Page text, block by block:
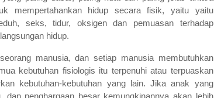
mempertahankan hidup secara fisik, yaitu yaitu
seks, tidur, oksigen dan pemuasan terhadap
hidup.
manusia, dan setiap manusia membutuhkan
kebutuhan fisiologis itu terpenuhi atau terpuaskan
kebutuhan-kebutuhan yang lain. Jika anak yang
penghargaan besar kemungkinannya akan lebih